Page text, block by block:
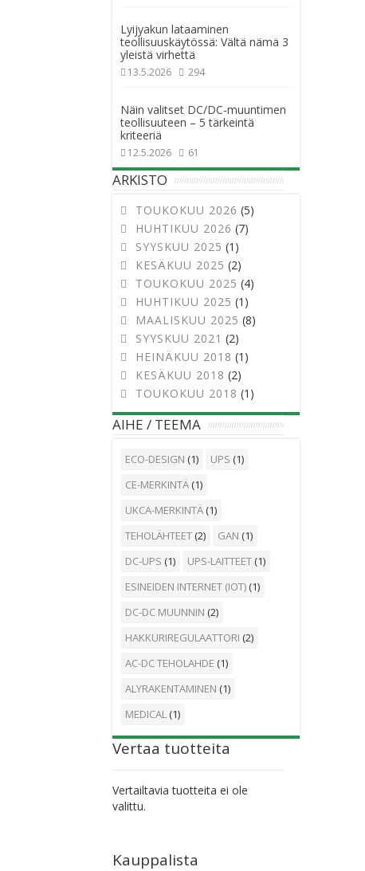
Lyijyakun lataaminen
teollisuuskäytössä: Vältä nämä 3
yleistä virhettä
13.5.2026 294
Näin valitset DC/DC-muuntimen
teollisuuteen – 5 tärkeintä
kriteeriä
12.5.2026 61
ARKISTO
TOUKOKUU 2026 (5)
HUHTIKUU 2026 (7)
SYYSKUU 2025 (1)
KESÄKUU 2025 (2)
TOUKOKUU 2025 (4)
HUHTIKUU 2025 (1)
MAALISKUU 2025 (8)
SYYSKUU 2021 (2)
HEINÄKUU 2018 (1)
KESÄKUU 2018 (2)
TOUKOKUU 2018 (1)
AIHE / TEEMA
ECO-DESIGN (1) UPS (1)
CE-MERKINTÄ (1)
UKCA-MERKINTÄ (1)
TEHOLÄHTEET (2) GAN (1)
DC-UPS (1) UPS-LAITTEET (1)
ESINEIDEN INTERNET (IOT) (1)
DC-DC MUUNNIN (2)
HAKKURIREGULAATTORI (2)
AC-DC TEHOLAHDE (1)
ALYRAKENTAMINEN (1)
MEDICAL (1)
Vertaa tuotteita
Vertailtavia tuotteita ei ole
valittu.
Kauppalista